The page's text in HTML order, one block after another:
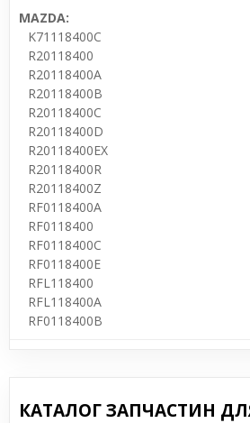
MAZDA:
K71118400C
R20118400
R20118400A
R20118400B
R20118400C
R20118400D
R20118400EX
R20118400R
R20118400Z
RF0118400A
RF0118400
RF0118400C
RF0118400E
RFL118400
RFL118400A
RF0118400B
КАТАЛОГ ЗАПЧАСТИН